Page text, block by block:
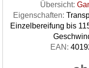
Übersicht:
Eigenschaften:
Einzelbereifung bis
EAN: